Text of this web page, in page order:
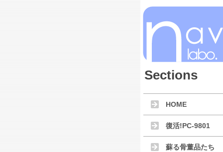
Sections
HOME
復活!PC-9801
蘇る骨董品たち